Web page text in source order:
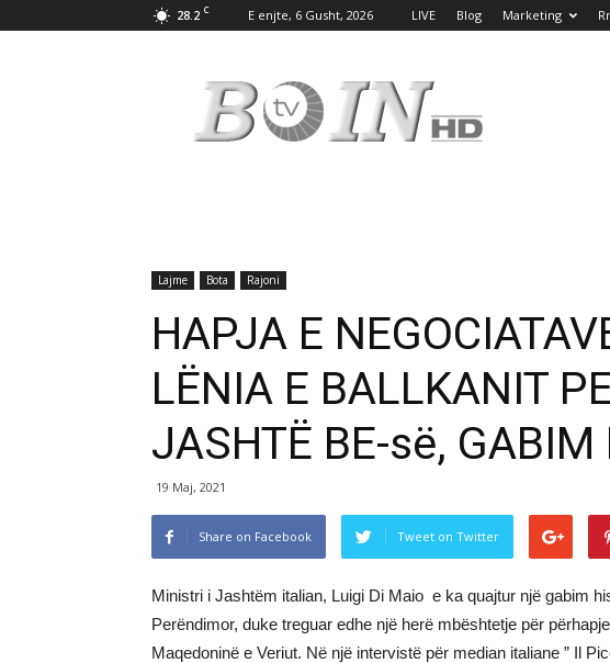
28.2 C E enjte, 6 Gusht, 2026 LIVE Blog Marketing
Boin
Lajme Bota Rajoni
HAPJA E
LËNIA E BALLKANIT
JASHTË BE-së, GABIM
19 Maj, 2021
Share on Facebook Tweet on Twitter
Ministri i Jashtëm italian, Luigi Di Maio e ka quajtur një gabim
Perëndimor, duke treguar edhe një herë mbështetje për
Maqedoninë e Veriut. Në një intervistë për median italiane ” Il